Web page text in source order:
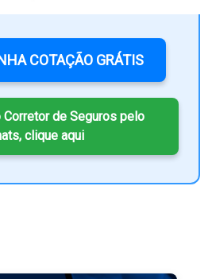
COTAÇÃO GRÁTIS
Corretor de Seguros pelo
clique aqui